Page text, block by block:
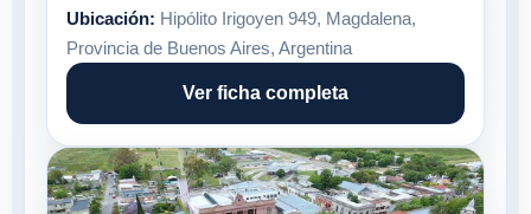
Ubicación: Hipólito Irigoyen 949, Magdalena,
Provincia de Buenos Aires, Argentina
Ver ficha completa